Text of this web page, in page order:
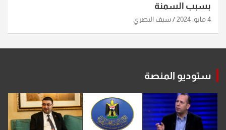
بسبب السمنة
4 مايو، 2024 سيف البصري
ستوديو المنصة